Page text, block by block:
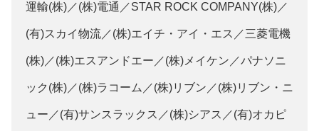
運輸(株)／(株)電通／STAR ROCK COMPANY(株)／
(有)スカイ物流／(株)エイチ・アイ・エス／三菱電機
(株)／(株)エスアンドエー／(株)メイケン／パナソニ
ック(株)／(株)ラコーム／(株)リブン／(株)リブン・ニ
ュー／(有)サンスラックス／(株)シアス／(有)オカピ